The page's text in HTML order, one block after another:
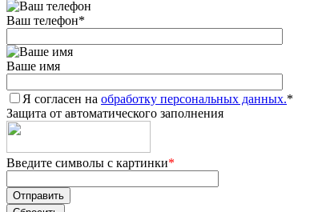
Ваш телефон*
Ваше имя
Я согласен на обработку персональных данных.*
Защита от автоматического заполнения
Введите символы с картинки*